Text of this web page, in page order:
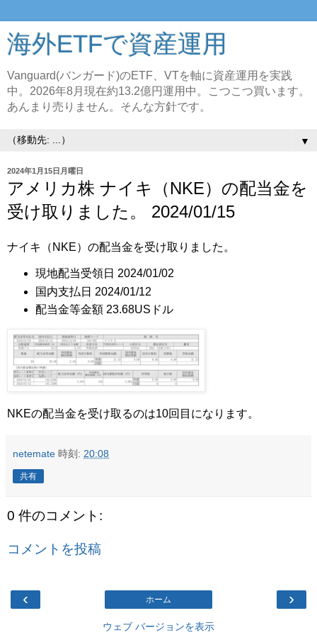
海外ETFで資産運用
Vanguard(バンガード)のETF、VTを軸に資産運用を実践
中。2026年8月現在約13.2億円運用中。こつこつ買います。
あんまり売りません。そんな方針です。
▼
2024年1月15日月曜日
アメリカ株 ナイキ（NKE）の配当金を
受け取りました。 2024/01/15
ナイキ（NKE）の配当金を受け取りました。
現地配当受領日 2024/01/02
国内支払日 2024/01/12
配当金等金額 23.68USドル
NKEの配当金を受け取るのは10回目になります。
netemate 時刻: 20:08
共有
0 件のコメント:
コメントを投稿
‹ ›
ホーム
ウェブ バージョンを表示